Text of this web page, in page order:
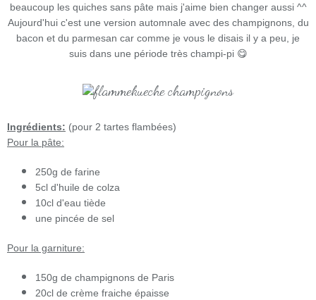
beaucoup les quiches sans pâte mais j'aime bien changer aussi ^^
Aujourd'hui c'est une version automnale avec des champignons, du
bacon et du parmesan car comme je vous le disais il y a peu, je
suis dans une période très champi-pi 😋
Ingrédients: (pour 2 tartes flambées)
Pour la pâte:
250g de farine
5cl d'huile de colza
10cl d'eau tiède
une pincée de sel
Pour la garniture:
150g de champignons de Paris
20cl de crème fraiche épaisse